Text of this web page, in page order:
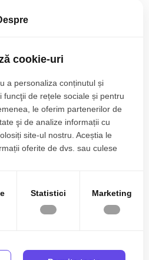
156.990€
cookie-uri
a personaliza conținutul și
de rețele sociale și pentru
le oferim partenerilor de
şi de analize informații cu
site-ul nostru. Aceștia le
oferite de dvs. sau culese
Statistici Marketing